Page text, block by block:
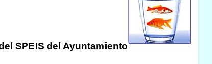
SPEIS del Ayuntamiento